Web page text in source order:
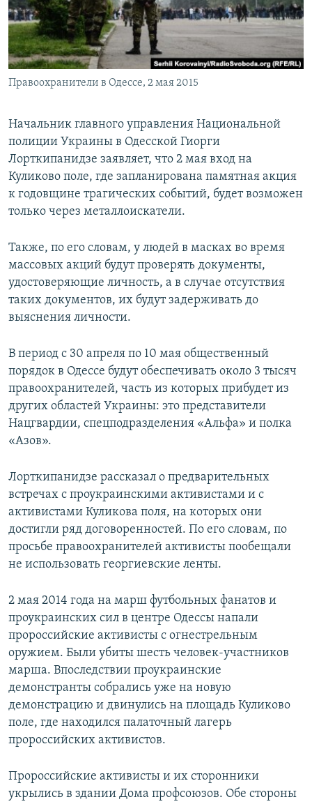
ПОБЕДИТЕЛЕЙ НЕ СУДЯТ?
КРЫМ.НЕПОКОРЕННЫЙ
ELIFBE
УКРАИНСКАЯ ПРОБЛЕМА КРЫМА
ПРИСОЕДИНЯЙТЕСЬ!
Правоохранители в Одессе, 2 мая 2015
Начальник главного управления Национальной
полиции Украины в Одесской Гиорги
Лорткипанидзе заявляет, что 2 мая вход на
Куликово поле, где запланирована памятная акция
к годовщине трагических событий, будет возможен
только через металлоискатели.
Также, по его словам, у людей в масках во время
массовых акций будут проверять документы,
удостоверяющие личность, а в случае отсутствия
таких документов, их будут задерживать до
выяснения личности.
В период с 30 апреля по 10 мая общественный
порядок в Одессе будут обеспечивать около 3 тысяч
правоохранителей, часть из которых прибудет из
других областей Украины: это представители
Нацгвардии, спецподразделения «Альфа» и полка
«Азов».
Лорткипанидзе рассказал о предварительных
встречах с проукраинскими активистами и с
активистами Куликова поля, на которых они
достигли ряд договоренностей. По его словам, по
просьбе правоохранителей активисты пообещали
не использовать георгиевские ленты.
2 мая 2014 года на марш футбольных фанатов и
проукраинских сил в центре Одессы напали
пророссийские активисты с огнестрельным
оружием. Были убиты шесть человек-участников
марша. Впоследствии проукраинские
демонстранты собрались уже на новую
демонстрацию и двинулись на площадь Куликово
поле, где находился палаточный лагерь
пророссийских активистов.
Пророссийские активисты и их сторонники
укрылись в здании Дома профсоюзов. Обе стороны